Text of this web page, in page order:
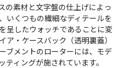
の素材と文字盤の仕上げによっ
いくつもの繊細なディテールを
呈したウォッチであることに変
・ケースバック（透明裏蓋）
ブメントのローターには、モデ
ティングが施されています。